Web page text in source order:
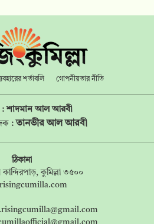
শর্তাবলি গোপনীয়তার নীতি
:শাদমান আল আরবী
:তানভীর আল আরবী
ঠিকানা
কুমিল্লা ৩৫০০